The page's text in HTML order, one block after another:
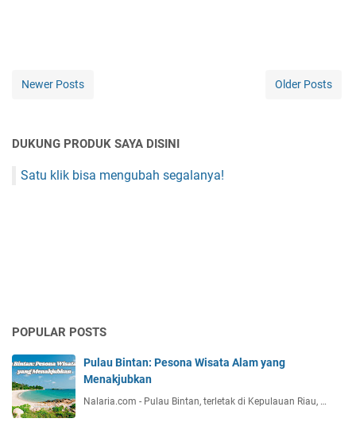
Newer Posts Older Posts
DUKUNG PRODUK SAYA DISINI
Satu klik bisa mengubah segalanya!
POPULAR POSTS
Pulau Bintan: Pesona Wisata Alam yang
Menakjubkan
Nalaria.com - Pulau Bintan, terletak di Kepulauan Riau, …